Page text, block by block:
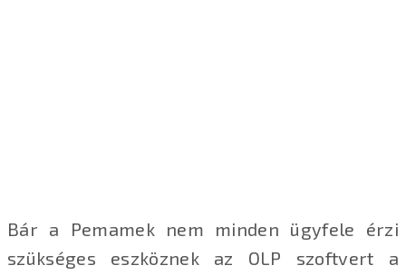
Bár a Pemamek nem minden ügyfele érzi
szükséges eszköznek az OLP szoftvert a